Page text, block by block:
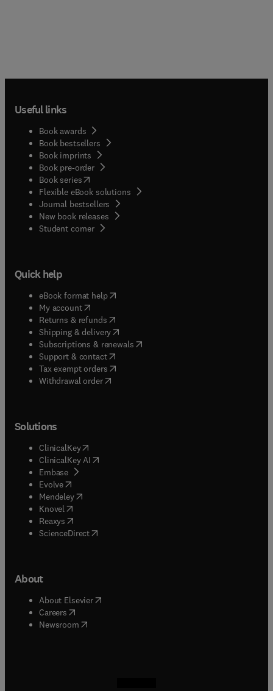
Useful links
Book awards
Book bestsellers
Book imprints
Book pre-order
Book series(opens in new tab/window
Flexible eBook solutions
Journal bestsellers
New book releases
Student corner( opens in new tab/window
Quick help
eBook format help( opens in new tab/window
My account( opens in new tab/window
Returns & refunds( opens in new tab/window
Shipping & delivery(opens in new tab/window
Subscriptions & renewals( opens in new tab/window
Support & contact( opens in new tab/window
Tax exempt orders( opens in new tab/window
Withdrawal order
Solutions
ClinicalKey(opens in new tab/window
ClinicalKey AI opens in new tab/window
Embase( opens in new tab/window
Evolve(opens in new tab/window
Mendeley( opens in new tab/window
Knovel (opens in new tab/window
Reaxys (opens in new tab/window
ScienceDirect(opens in new tab/window
About
About Elsevier( opens in new tab/window
Careers opens in new tab/window
Newsroom( opens in new tab/window